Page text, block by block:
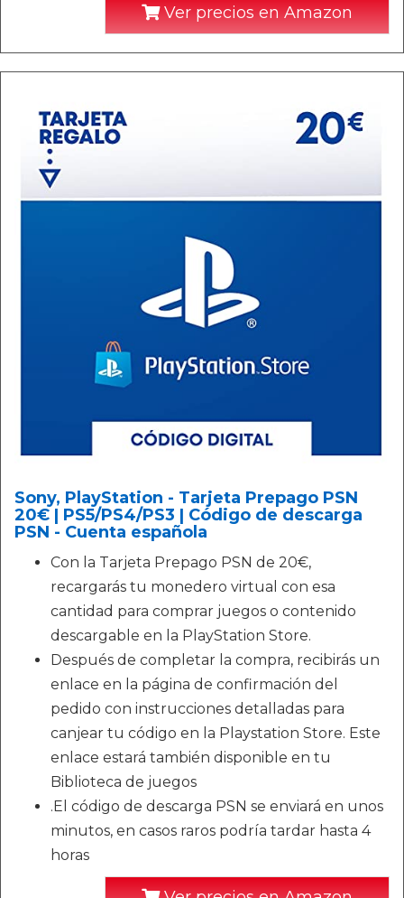
Ver precios en Amazon
Sony, PlayStation - Tarjeta Prepago PSN
20€ | PS5/PS4/PS3 | Código de descarga
PSN - Cuenta española
Con la Tarjeta Prepago PSN de 20€,
recargarás tu monedero virtual con esa
cantidad para comprar juegos o contenido
descargable en la PlayStation Store.
Después de completar la compra, recibirás un
enlace en la página de confirmación del
pedido con instrucciones detalladas para
canjear tu código en la Playstation Store. Este
enlace estará también disponible en tu
Biblioteca de juegos
.El código de descarga PSN se enviará en unos
minutos, en casos raros podría tardar hasta 4
horas